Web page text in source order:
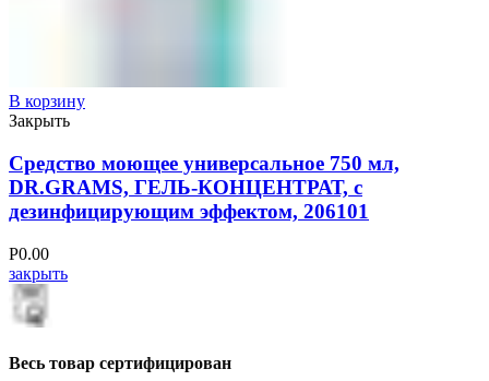
В корзину
Закрыть
Средство моющее универсальное 750 мл,
DR.GRAMS, ГЕЛЬ-КОНЦЕНТРАТ, с
дезинфицирующим эффектом, 206101
Р0.00
закрыть
Весь товар сертифицирован